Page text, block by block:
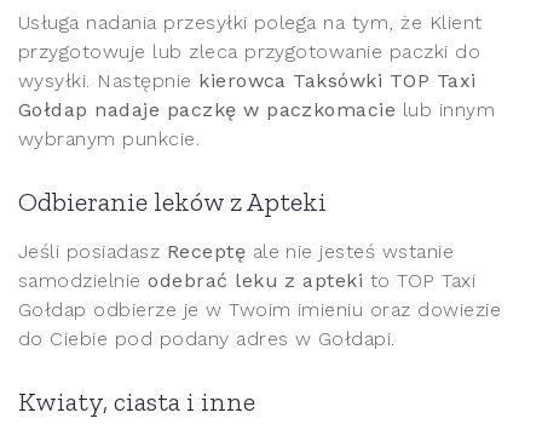
Usługa nadania przesyłki polega na tym, że Klient
przygotowuje lub zleca przygotowanie paczki do
wysyłki. Następnie kierowca Taksówki TOP Taxi
Gołdap nadaje paczkę w paczkomacie lub innym
wybranym punkcie.
Odbieranie leków z Apteki
Jeśli posiadasz Receptę ale nie jesteś wstanie
samodzielnieodebrać leku z apteki to TOP Taxi
Gołdap odbierze je w Twoim imieniu oraz dowiezie
do Ciebie pod podany adres w Gołdapi.
Kwiaty, ciasta i inne